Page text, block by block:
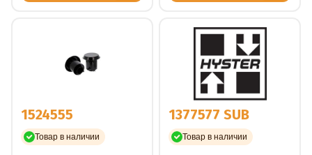
1524555
Товар в наличии
1377577 SUB
Товар в наличии